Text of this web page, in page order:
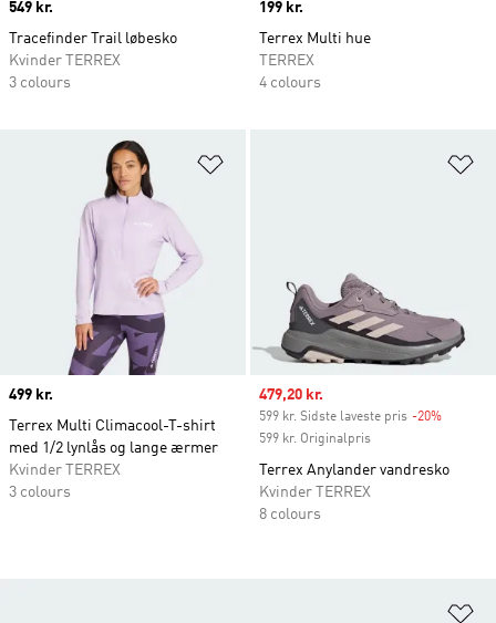
Price
549 kr.
Tracefinder Trail løbesko
Kvinder TERREX
3 colours
Price
199 kr.
Terrex Multi hue
TERREX
4 colours
Price
499 kr.
Terrex Multi Climacool-T-shirt
med 1/2 lynlås og lange ærmer
Kvinder TERREX
3 colours
Sale price
479,20 kr.
599 kr. Sidste laveste pris -20%
599 kr. Originalpris
Terrex Anylander vandresko
Kvinder TERREX
8 colours